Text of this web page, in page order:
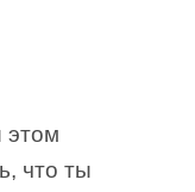
этом
что ты